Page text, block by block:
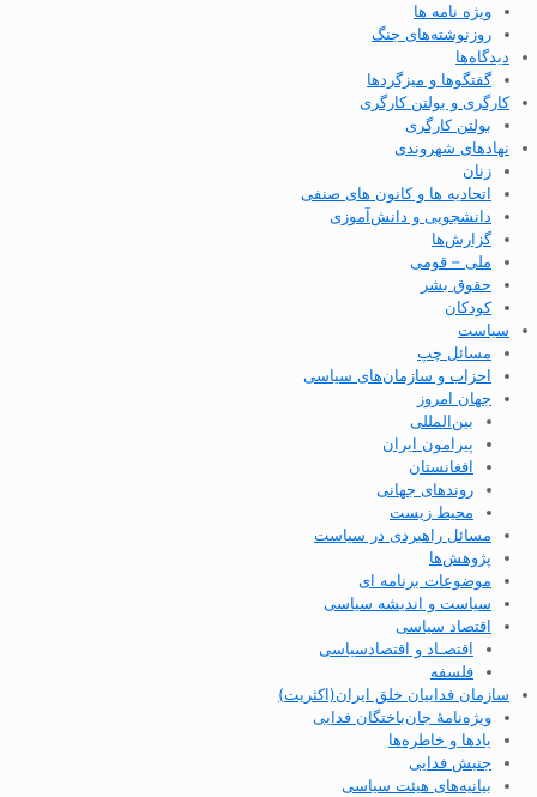
ویژه نامه ها
روزنوشته‌های جنگ
دیدگاه‌ها
گفتگوها و میزگردها
کارگری و بولتن کارگری
بولتن کارگری
نهادهای شهروندی
زنان
اتحادیه ها و کانون های صنفی
دانشجویی و دانش‌آموزی
گزارش‌ها
ملی – قومی
حقوق بشر
کودکان
سیاست
مسائل چپ
احزاب و سازمان‌های سیاسی
جهان امروز
بین‌المللی
پیرامون ایران
افغانستان
روندهای جهانی
محیط زیست
مسائل راهبردی در سیاست
پژوهش‌ها
موضوعات برنامه ای
سیاست و اندیشه سیاسی
اقتصاد سیاسی
اقتصـاد و اقتصاد‌سیاسی
فلسفه
سازمان فداییان خلق ایران(اکثریت)
ویژه‌نامهٔ جان‌باختگان فدایی
یادها و خاطره‌ها
جنبش فدایی
بیانیه‌های هیئت سیاسی